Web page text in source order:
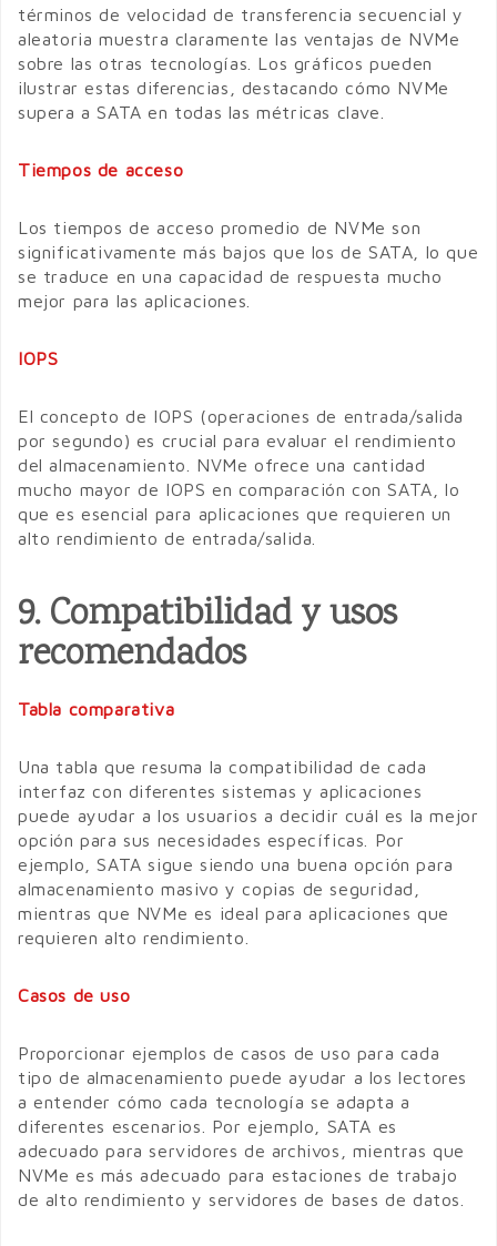
términos de velocidad de transferencia secuencial y
aleatoria muestra claramente las ventajas de NVMe
sobre las otras tecnologías. Los gráficos pueden
ilustrar estas diferencias, destacando cómo NVMe
supera a SATA en todas las métricas clave.
Tiempos de acceso
Los tiempos de acceso promedio de NVMe son
significativamente más bajos que los de SATA, lo que
se traduce en una capacidad de respuesta mucho
mejor para las aplicaciones.
IOPS
El concepto de IOPS (operaciones de entrada/salida
por segundo) es crucial para evaluar el rendimiento
del almacenamiento. NVMe ofrece una cantidad
mucho mayor de IOPS en comparación con SATA, lo
que es esencial para aplicaciones que requieren un
alto rendimiento de entrada/salida.
9. Compatibilidad y usos
recomendados
Tabla comparativa
Una tabla que resuma la compatibilidad de cada
interfaz con diferentes sistemas y aplicaciones
puede ayudar a los usuarios a decidir cuál es la mejor
opción para sus necesidades específicas. Por
ejemplo, SATA sigue siendo una buena opción para
almacenamiento masivo y copias de seguridad,
mientras que NVMe es ideal para aplicaciones que
requieren alto rendimiento.
Casos de uso
Proporcionar ejemplos de casos de uso para cada
tipo de almacenamiento puede ayudar a los lectores
a entender cómo cada tecnología se adapta a
diferentes escenarios. Por ejemplo, SATA es
adecuado para servidores de archivos, mientras que
NVMe es más adecuado para estaciones de trabajo
de alto rendimiento y servidores de bases de datos.